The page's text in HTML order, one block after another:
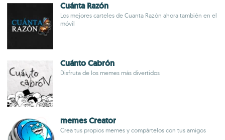
Cuánta Razón
Los mejores carteles de Cuanta Razón ahora también en el
móvil
Cuánto Cabrón
Disfruta de los memes más divertidos
memes Creator
Crea tus propios memes y compártelos con tus amigos